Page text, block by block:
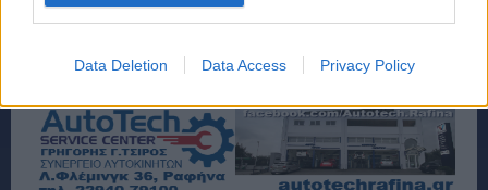
Data Deletion Data Access Privacy Policy